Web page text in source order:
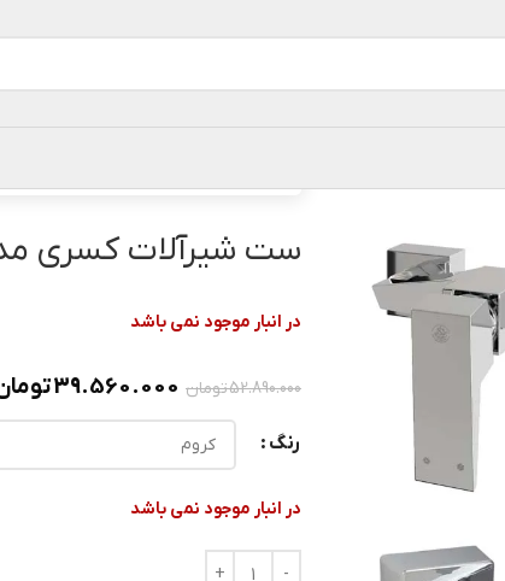
ست شیرآلات کسری
در انبار موجود نمی باشد
52.890.000تومان 39.560.000
رنگ
در انبار موجود نمی باشد